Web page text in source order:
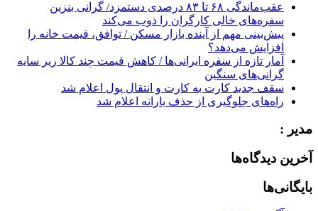
عقب‌ماندگی ۶۸ تا ۸۳ درصدی دستمزد/ گرانی بنزین
سفره‌های خالی کارگران را ذوب می‌کند
پیش‌بینی مهم از آینده بازار مسکن / توافق، قیمت خانه را
افزایش می‌دهد؟
آمار تازه از سفره ایرانی‌ها / کاهش قیمت چند کالا زیر سایه
گرانی‌های سنگین
سقف جدید کارت به کارت و انتقال پول اعلام شد
راه‌های جلوگیری از حذف یارانه اعلام شد
مدیر :
آخرین دیدگاه‌ها
بایگانی‌ها